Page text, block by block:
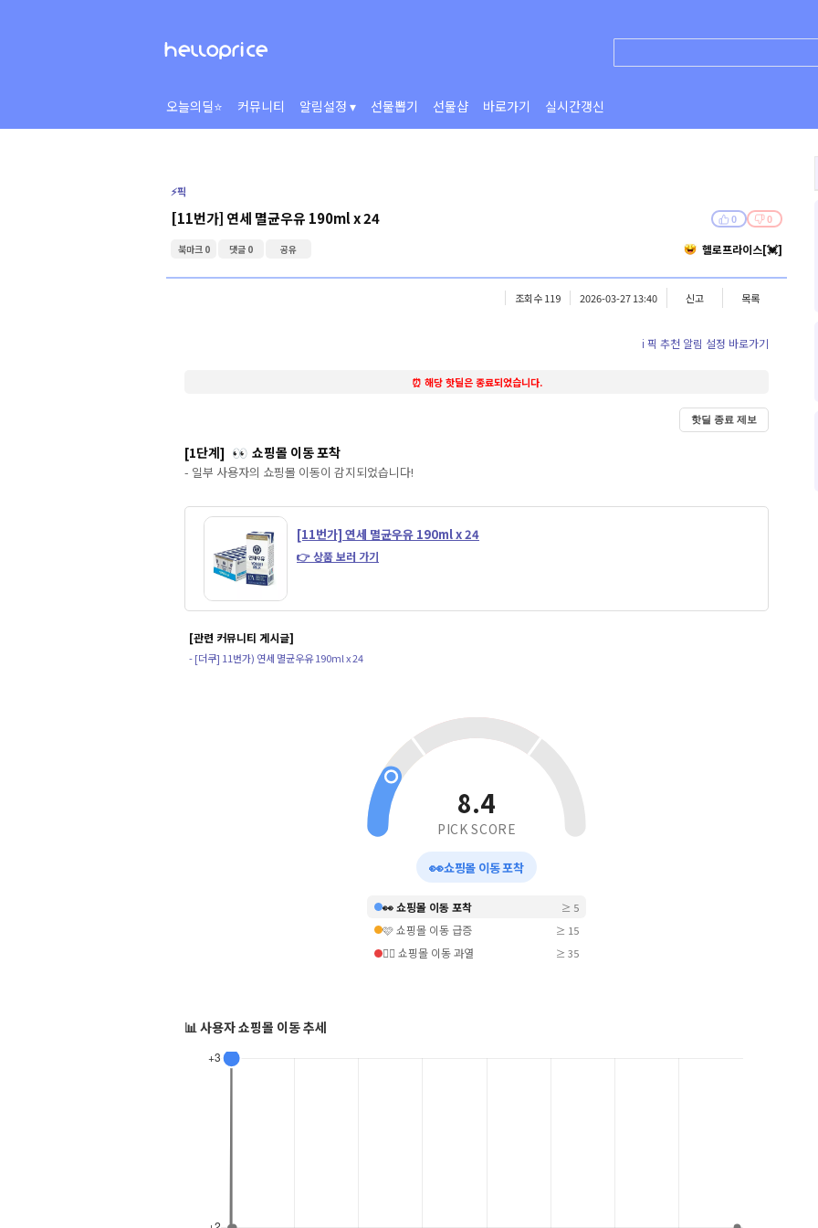
오늘의딜⭐ 커뮤니티 알림설정 ▾ 선물뽑기 선물샵 바로가기 실시간갱신
⚡️픽
[11번가] 연세 멸균우유 190ml x 24 0 0
북마크 0 댓글 0 공유 헬로프라이스[💓]
조회수 119 2026-03-27 13:40 신고 목록
ℹ️ 픽 추천 알림 설정 바로가기
⏰ 해당 핫딜은 종료되었습니다.
핫딜 종료 제보
[1단계] 👀 쇼핑몰 이동 포착
- 일부 사용자의 쇼핑몰 이동이 감지되었습니다!
[11번가] 연세 멸균우유 190ml x 24
👉 상품 보러 가기
[관련 커뮤니티 게시글]
- [더쿠] 11번가) 연세 멸균우유 190ml x 24
8.4
PICK SCORE
👀쇼핑몰 이동 포착
👀 쇼핑몰 이동 포착 ≥ 5
🩷 쇼핑몰 이동 급증 ≥ 15
❤️‍🔥 쇼핑몰 이동 과열 ≥ 35
📊 사용자 쇼핑몰 이동 추세